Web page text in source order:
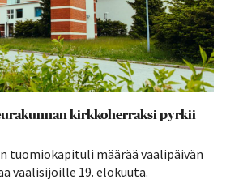
kirkkoherraksi pyrkii
tuomiokapituli määrää vaalipäivän
vaalisijoille 19. elokuuta.